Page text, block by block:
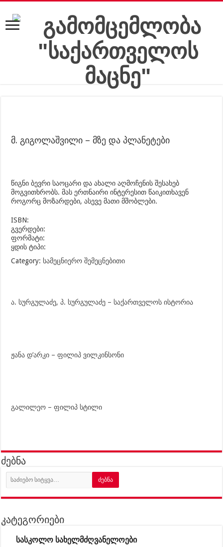
მ. გიგოლაშვილი – მზე და პლანეტები
წიგნი ბევრი საოცარი და ახალი აღმოჩენის შესახებ
მოგვითხრობს. მას ერთნაირი ინტერესით წაიკითხავენ
როგორც მოზარდები, ასევე მათი მშობლები.
ISBN:
გვერდები:
ფორმატი:
ყდის ტიპი:
Category: სამეცნიერო შემეცნებითი
ა. სურგულაძე, პ. სურგულაძე – საქართველოს ისტორია
ჟანა დ’არკი – ფილიპ ვილკინსონი
გალილეო – ფილიპ სტილი
ძებნა
კატეგორიები
სასკოლო სახელმძღვანელოები